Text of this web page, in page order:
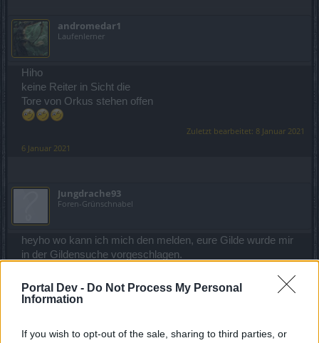
Portal Dev - Do Not Process My Personal
Information
If you wish to opt-out of the sale, sharing to third parties, or
andromedar1
Laufenlerner
Hiho
keine Reiter in Sicht die
Tore von Orkus stehen offen
Zuletzt bearbeitet: 8 Januar 2021
6 Januar 2021
Jungdrache93
Foren-Grünschnabel
heyho wo kann ich mich den melden, eure Gilde wurde mir
in der Gildensuche vorgeschlagen.
Laufenlerner